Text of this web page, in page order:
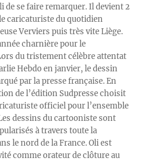
de se faire remarquer. Il devient 2
caricaturiste du quotidien
Verviers puis très vite Liège.
charnière pour le
du tristement célèbre attentat
Hebdo en janvier, le dessin
par la presse française. En
de l’édition Sudpresse choisit
officiel pour l’ensemble
dessins du cartooniste sont
à travers toute la
le nord de la France. Oli est
comme orateur de clôture au